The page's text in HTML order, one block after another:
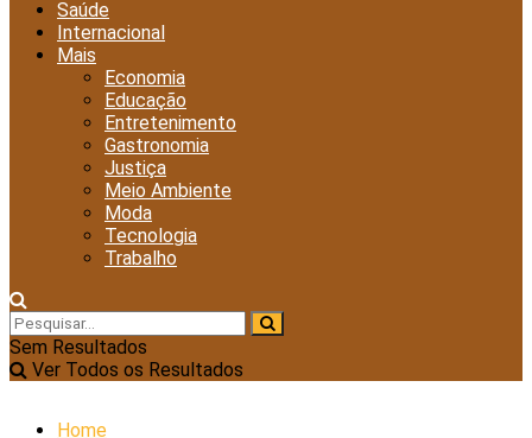
Saúde
Internacional
Mais
Economia
Educação
Entretenimento
Gastronomia
Justiça
Meio Ambiente
Moda
Tecnologia
Trabalho
Sem Resultados
Ver Todos os Resultados
Home